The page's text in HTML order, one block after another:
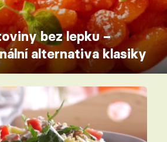
bez lepku –
alternativa klasiky